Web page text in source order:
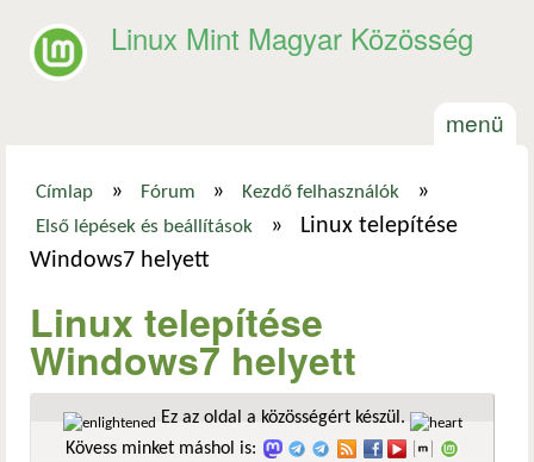
Linux Mint Magyar Közösség
menü
Jelenlegi hely
Címlap » Fórum » Kezdő felhasználók »
Első lépések és beállítások »
Linux telepítése
Windows7 helyett
Linux telepítése
Windows7 helyett
Ez az oldal a közösségért készül.
Kövess minket máshol is: